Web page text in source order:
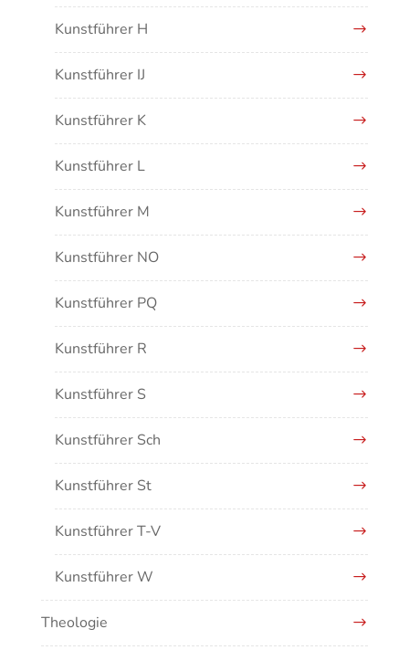
Kunstführer H
Kunstführer IJ
Kunstführer K
Kunstführer L
Kunstführer M
Kunstführer NO
Kunstführer PQ
Kunstführer R
Kunstführer S
Kunstführer Sch
Kunstführer St
Kunstführer T-V
Kunstführer W
Kunstführer XYZ
Theologie